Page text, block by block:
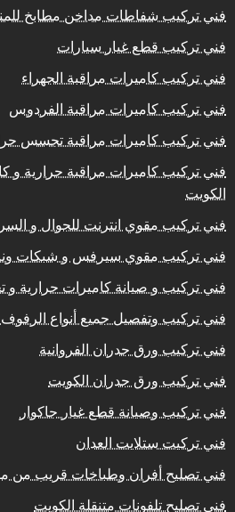
فني تركيب شفاطات مداخن مطابخ
فني تركيب قطع غيار سيارات
فني تركيب كاميرات مراقبة الجهراء
فني تركيب كاميرات مراقبة الفردوس
فني تركيب كاميرات مراقبة تجسس
فني تركيب كاميرات مراقبة حرارية و
الكويت
فني تركيب مقوي انترنت للجوال و
فني تركيب مقوي سيرفس و شبكات
فني تركيب و صيانة كاميرات حرارية
فني تركيب وتفصيل جميع أنواع
فني تركيب ورق جدران الفروانية
فني تركيب ورق جدران الكويت
فني تركيب وصيانة قطع غيار جاكوار
فني تركيت ستلايت العدان
فني تصليح أفران وطباخات قريب من
فني تصليح تلفونات متنقلة الكويت